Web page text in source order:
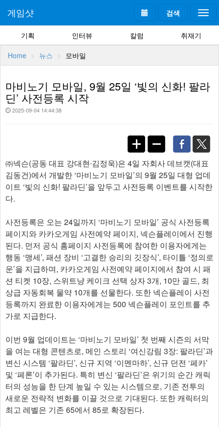
검색
게임샷
기획 인터뷰 칼럼 취재기
Home 뉴스 모바일
마비노기 모바일, 9월 25일 ‘빛의 신화! 팔라
딘’ 사전등록 시작
2025-09-04 14:44:38
㈜넥슨(공동 대표 강대현∙김정욱)은 4일 자회사 데브캣(대표
김동건)에서 개발한 ‘마비노기 모바일’의 9월 25일 대형 업데
이트 ‘빛의 신화! 팔라딘’을 앞두고 사전등록 이벤트를 시작한
다.
사전등록은 오는 24일까지 ‘마비노기 모바일’ 공식 사전등록
페이지와 카카오게임 사전예약 페이지, 넥슨플레이에서 진행
된다. 먼저 공식 홈페이지 사전등록에 참여한 이용자에게는
행동 ‘맹세’, 패션 장비 ‘고결한 승리의 깃장식’, 타이틀 ‘정의로
운’을 지급하며, 카카오게임 사전예약 페이지에서 참여 시 패
션 티켓 10장, 스위트냥 케이크 선택 상자 3개, 10만 골드, 최
상급 자동회복 물약 10개를 선물한다. 또한 넥슨플레이 사전
등록까지 완료한 이용자에게는 500 넥슨플레이 포인트를 추
가로 지급한다.
이번 9월 업데이트는 ‘마비노기 모바일’ 첫 번째 시즌의 서막
을 여는 대형 콘텐츠로, 메인 스토리 ‘여신강림 3장: 팔라딘’과
변신 시스템 ‘팔라딘’, 신규 지역 ‘이멘마하’, 신규 던전 ‘페카’
및 ‘페론’이 추가된다. 특히 변신 ‘팔라딘’은 위기의 순간 캐릭
터의 성능을 한 단계 높일 수 있는 시스템으로, 기존 전투의
새로운 전략적 변화를 이끌 것으로 기대된다. 또한 캐릭터의
최고 레벨은 기존 65에서 85로 확장된다.